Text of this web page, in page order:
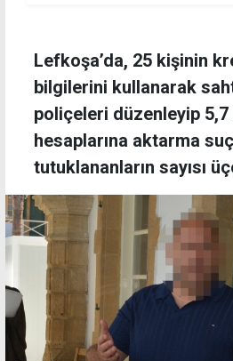
Lefkoşa’da, 25 kişinin
bilgilerini kullanarak
poliçeleri düzenleyip 5,7
hesaplarına aktarma
tutuklananların sayısı